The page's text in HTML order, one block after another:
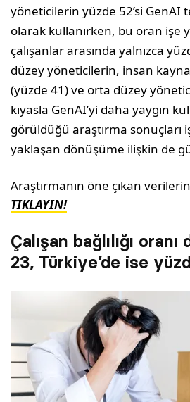
yöneticilerin yüzde 52’si GenAI
olarak kullanırken, bu oran işe
çalışanlar arasında yalnızca
düzey yöneticilerin, insan
(yüzde 41) ve orta düzey
kıyasla GenAI’yi daha yaygın
görüldüğü araştırma sonuçları
yaklaşan dönüşüme ilişkin de
Araştırmanın öne çıkan
TIKLAYIN!
Çalışan bağlılığı
23, Türkiye’de ise